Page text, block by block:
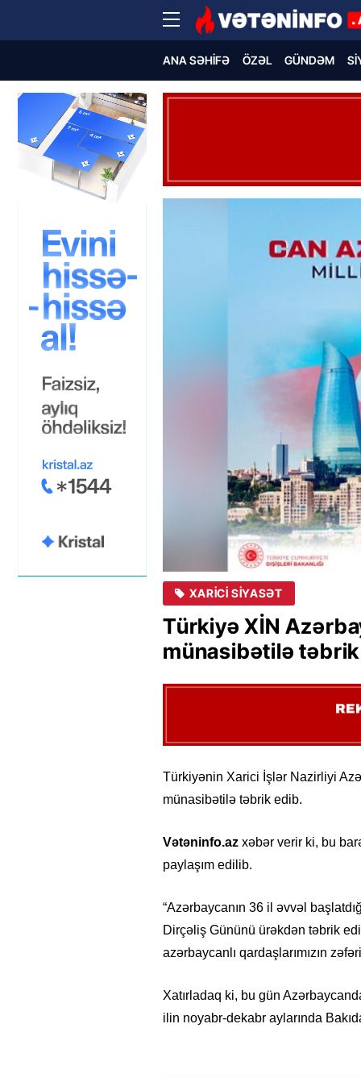
ANA SƏHIFƏ ÖZƏL GÜNDƏM
XARICI SIYASƏT
Türkiyə XİN
münasibətilə
Türkiyənin Xarici İşlər Nazirliyi
münasibətilə təbrik edib.
Vətəninfo.az xəbər verir ki, bu
paylaşım edilib.
“Azərbaycanın 36 il əvvəl
Dirçəliş Gününü ürəkdən təbrik
azərbaycanlı qardaşlarımızın
Xatırladaq ki, bu gün
ilin noyabr-dekabr aylarında